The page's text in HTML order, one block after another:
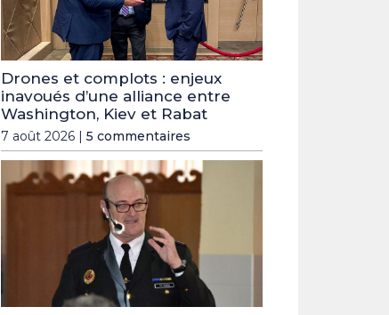
Drones et complots : enjeux
inavoués d’une alliance entre
Washington, Kiev et Rabat
7 août 2026 | 5 commentaires